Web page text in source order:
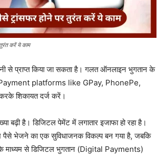
करें ये काम
से प्राप्त किया जा सकता है। गलत ऑनलाइन भुगतान के
(Payment platforms like GPay, PhonePe,
शिकायत दर्ज करें।
बढ़ी है। डिजिटल पेमेंट में लगातार इजाफा हो रहा है।
पैसे भेजने का एक सुविधाजनक विकल्प बन गया है, जबकि
से डिजिटल भुगतान (Digital Payments)